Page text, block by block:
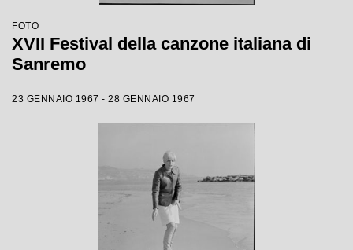
FOTO
XVII Festival della canzone italiana di
Sanremo
23 GENNAIO 1967 - 28 GENNAIO 1967